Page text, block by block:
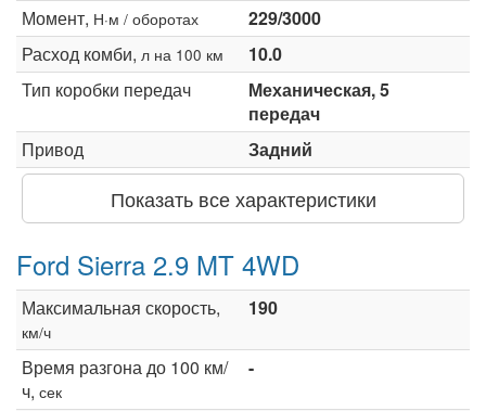
Момент, Н·м / оборотах
229/3000
Расход комби, л на 100 км
10.0
Тип коробки передач
Механическая, 5
передач
Привод
Задний
Показать все характеристики
Ford Sierra 2.9 MT 4WD
Максимальная скорость,
км/ч
190
Время разгона до 100 км/
ч, сек
-